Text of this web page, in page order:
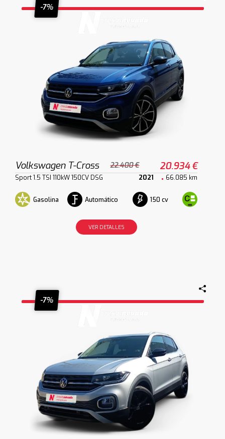
-7%
Volkswagen T-Cross 22.400 € 20.934 €
Sport 1.5 TSI 110kW 150CV DSG 2021 66.085 km
Gasolina Automático 150 cv
VER DETALLES
-7%